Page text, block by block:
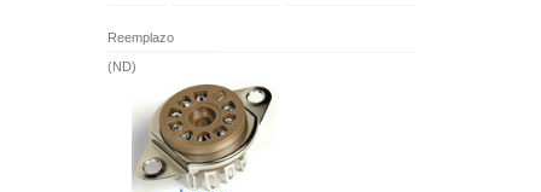
Reemplazo
(ND)